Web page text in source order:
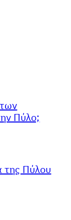
Πύλο;
της Πύλου